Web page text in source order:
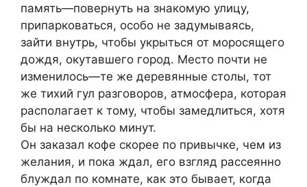
память—повернуть на знакомую улицу,
припарковаться, особо не задумываясь,
зайти внутрь, чтобы укрыться от моросящего
дождя, окутавшего город. Место почти не
изменилось—те же деревянные столы, тот
же тихий гул разговоров, атмосфера, которая
располагает к тому, чтобы замедлиться, хотя
бы на несколько минут.
Он заказал кофе скорее по привычке, чем из
желания, и пока ждал, его взгляд рассеянно
блуждал по комнате, как это бывает, когда